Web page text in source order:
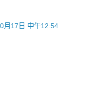
月17日 中午12:54